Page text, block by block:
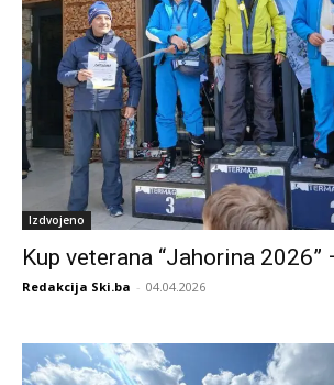
Izdvojeno
Kup veterana “Jahorina 2026”
Redakcija Ski.ba - 04.04.2026